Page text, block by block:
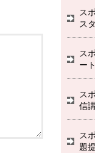
ス
ス
ス
ー
ス
信
ス
題